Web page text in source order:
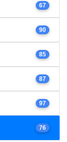
67
90
85
87
97
76